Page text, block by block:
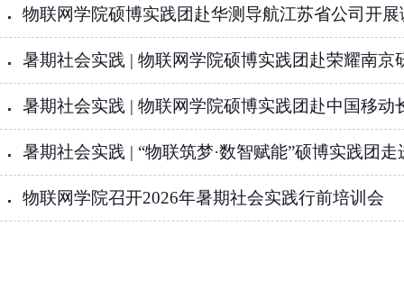
物联网学院硕博实践团赴华测导航江苏省公司开展
暑期社会实践 | 物联网学院硕博实践团赴荣耀南京
暑期社会实践 | 物联网学院硕博实践团赴中国移动
暑期社会实践 | “物联筑梦·数智赋能”硕博实践团
物联网学院召开2026年暑期社会实践行前培训会